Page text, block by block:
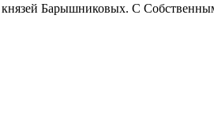
князей Барышниковых. С